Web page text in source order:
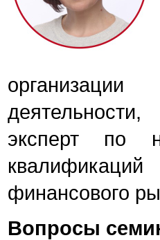
эксперт по
финансового
Вопросы